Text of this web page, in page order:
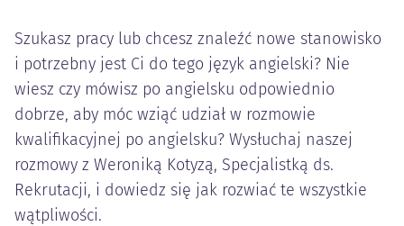
Szukasz pracy lub chcesz znaleźć nowe stanowisko
i potrzebny jest Ci do tego język angielski? Nie
wiesz czy mówisz po angielsku odpowiednio
dobrze, aby móc wziąć udział w rozmowie
kwalifikacyjnej po angielsku? Wysłuchaj naszej
rozmowy z Weroniką Kotyzą, Specjalistką ds.
Rekrutacji, i dowiedz się jak rozwiać te wszystkie
wątpliwości.